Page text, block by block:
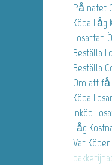
På nätet
Köpa Låg
Losartan
Beställa
Beställa
Om att få
Köpa
Inköp
Låg
Var